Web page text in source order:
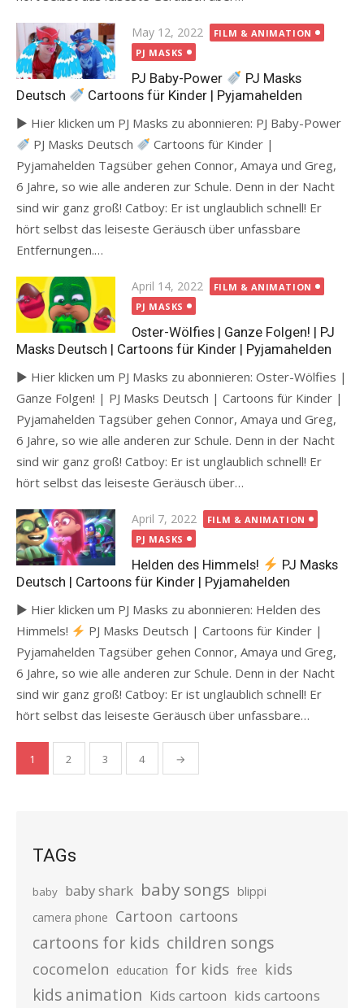
Posted
on
May 12, 2022
FILM & ANIMATION
PJ MASKS
PJ Baby-Power
PJ Masks
Deutsch
Cartoons für Kinder | Pyjamahelden
► Hier klicken um PJ Masks zu abonnieren: PJ Baby-Power
PJ Masks Deutsch
Cartoons für Kinder |
Pyjamahelden Tagsüber gehen Connor, Amaya und Greg,
6 Jahre, so wie alle anderen zur Schule. Denn in der Nacht
sind wir ganz groß! Catboy: Er ist unglaublich schnell! Er
hört selbst das leiseste Geräusch über unfassbare
Entfernungen.…
Posted
on
April 14, 2022
FILM & ANIMATION
PJ MASKS
Oster-Wölfies | Ganze Folgen! | PJ
Masks Deutsch | Cartoons für Kinder | Pyjamahelden
► Hier klicken um PJ Masks zu abonnieren: Oster-Wölfies |
Ganze Folgen! | PJ Masks Deutsch | Cartoons für Kinder |
Pyjamahelden Tagsüber gehen Connor, Amaya und Greg,
6 Jahre, so wie alle anderen zur Schule. Denn in der Nacht
sind wir ganz groß! Catboy: Er ist unglaublich schnell! Er
hört selbst das leiseste Geräusch über…
Posted
on
April 7, 2022
FILM & ANIMATION
PJ MASKS
Helden des Himmels!
PJ Masks
Deutsch | Cartoons für Kinder | Pyjamahelden
► Hier klicken um PJ Masks zu abonnieren: Helden des
Himmels!
PJ Masks Deutsch | Cartoons für Kinder |
Pyjamahelden Tagsüber gehen Connor, Amaya und Greg,
6 Jahre, so wie alle anderen zur Schule. Denn in der Nacht
sind wir ganz groß! Catboy: Er ist unglaublich schnell! Er
hört selbst das leiseste Geräusch über unfassbare…
Posts
pagination
1 2 3 4 →
TAGs
baby baby shark baby songs blippi
camera phone Cartoon cartoons
cartoons for kids children songs
cocomelon education for kids free kids
kids animation Kids cartoon kids cartoons